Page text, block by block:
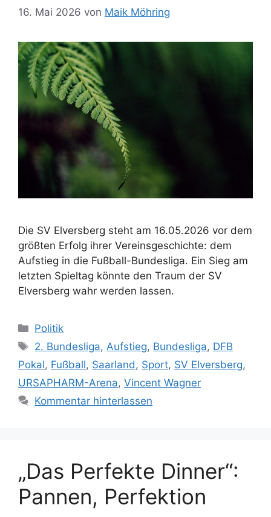
16. Mai 2026 von Maik Möhring
Die SV Elversberg steht am 16.05.2026 vor dem
größten Erfolg ihrer Vereinsgeschichte: dem
Aufstieg in die Fußball-Bundesliga. Ein Sieg am
letzten Spieltag könnte den Traum der SV
Elversberg wahr werden lassen.
Kategorien
Politik
Schlagwörter
2. Bundesliga, Aufstieg, Bundesliga, DFB
Pokal, Fußball, Saarland , Sport, SV Elversberg,
URSAPHARM-Arena, Vincent Wagner
Kommentar hinterlassen
„Das Perfekte Dinner“:
Pannen, Perfektion